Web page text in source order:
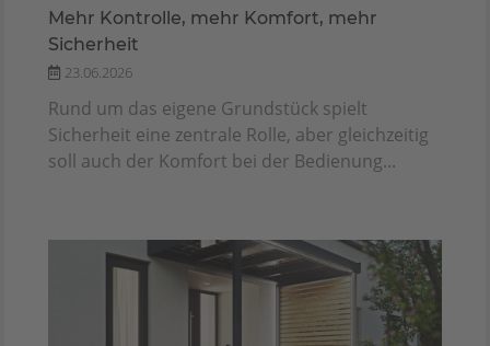
Mehr Kontrolle, mehr Komfort, mehr
Sicherheit
23.06.2026
Rund um das eigene Grundstück spielt
Sicherheit eine zentrale Rolle, aber gleichzeitig
soll auch der Komfort bei der Bedienung...